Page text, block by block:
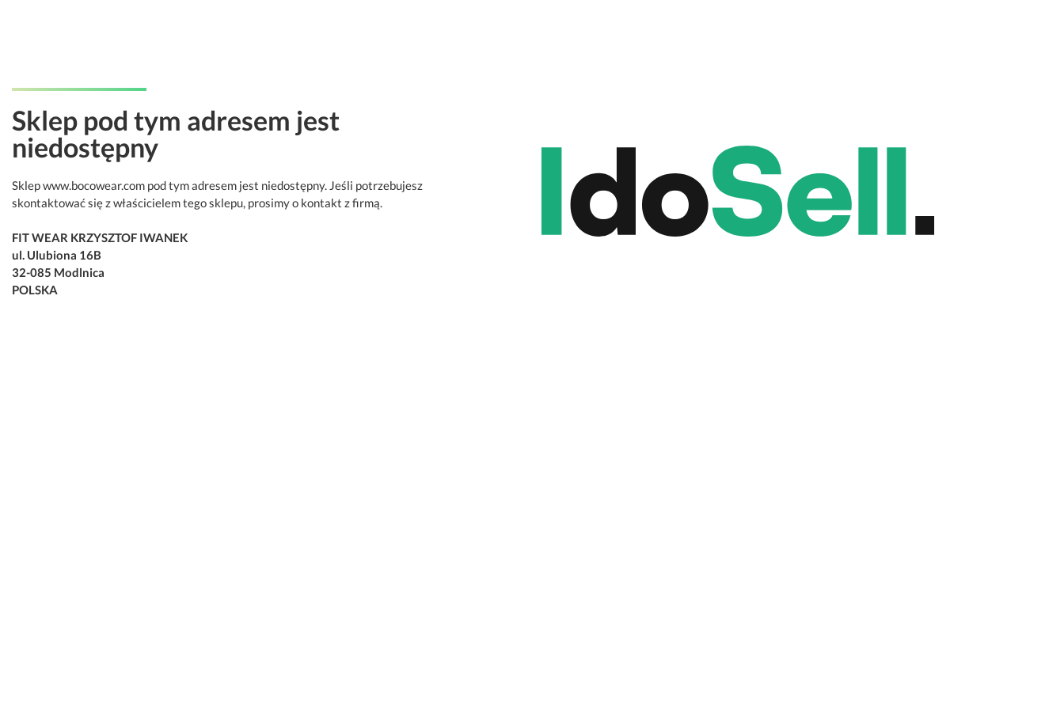
Sklep pod tym adresem jest
niedostępny
Sklep www.bocowear.com pod tym adresem jest niedostępny. Jeśli potrzebujesz
skontaktować się z właścicielem tego sklepu, prosimy o kontakt z firmą.
FIT WEAR KRZYSZTOF IWANEK
ul. Ulubiona 16B
32-085 Modlnica
POLSKA